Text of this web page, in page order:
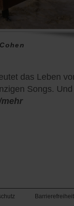
das Leben
Songs. Und
mehr
Barrierefreiheit